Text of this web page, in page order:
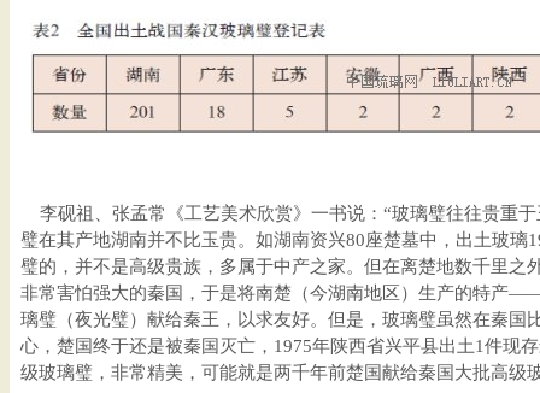
李砚祖、张孟常《工艺美术欣赏》一书说：“玻璃璧往往贵重
璧在其产地湖南并不比玉贵。如湖南资兴80座楚墓中，出土玻璃
璧的，并不是高级贵族，多属于中产之家。但在离楚地数千里之
非常害怕强大的秦国，于是将南楚（今湖南地区）生产的特产
璃璧（夜光璧）献给秦王，以求友好。但是，玻璃璧虽然在秦国
心，楚国终于还是被秦国灭亡，1975年陕西省兴平县出土1件现
级玻璃璧，非常精美，可能就是两千年前楚国献给秦国大批高级